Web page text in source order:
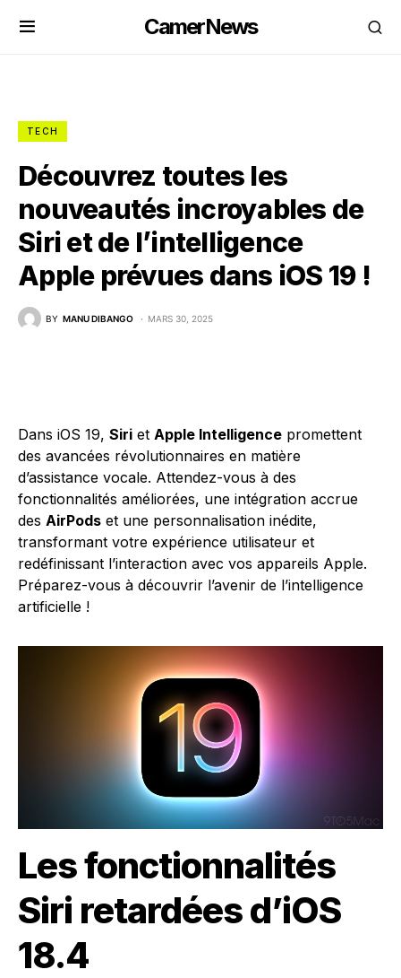
CamerNews
TECH
Découvrez toutes les
nouveautés incroyables de
Siri et de l’intelligence
Apple prévues dans iOS 19 !
BY MANU DIBANGO MARS 30, 2025
Dans iOS 19, Siri et Apple Intelligence promettent
des avancées révolutionnaires en matière
d’assistance vocale. Attendez-vous à des
fonctionnalités améliorées, une intégration accrue
des AirPods et une personnalisation inédite,
transformant votre expérience utilisateur et
redéfinissant l’interaction avec vos appareils Apple.
Préparez-vous à découvrir l’avenir de l’intelligence
artificielle !
Les fonctionnalités
Siri retardées d’iOS
18.4